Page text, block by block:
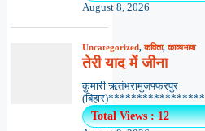
August 8, 2026
Uncategorized,कविता,काव्यभाषा
तेरी याद में जीना
कुमारी ऋतंभरामुजफ्फरपुर
Total Views : 12